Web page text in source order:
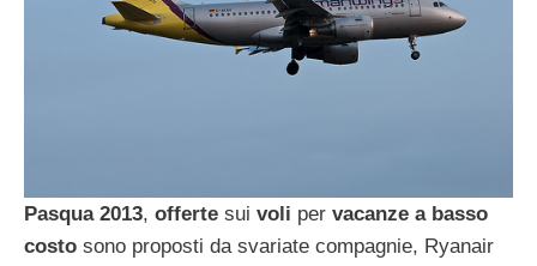
Pasqua 2013, offerte sui voli per vacanze a basso
costo sono proposti da svariate compagnie, Ryanair